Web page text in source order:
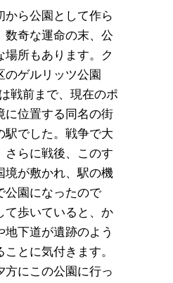
から公園として作ら
数奇な運命の末、公
場所もあります。ク
のゲルリッツ公園
戦前まで、現在のポ
に位置する同名の街
駅でした。戦争で大
さらに戦後、このす
境が敷かれ、駅の機
公園になったので
て歩いていると、か
下道が遺跡のよう
とに気付きます。
方にこの公園に行っ